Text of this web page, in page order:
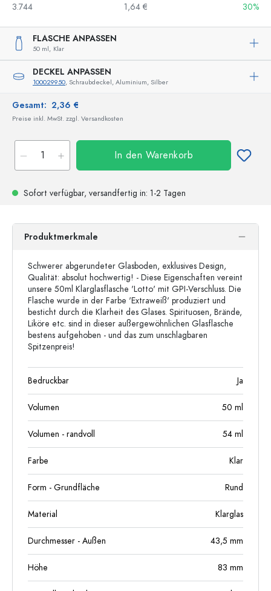
3.744
1,64 € 30%
FLASCHE ANPASSEN
50 ml, Klar
DECKEL ANPASSEN
100029950, Schraubdeckel, Aluminium, Silber
Gesamt: 2,36 €
Preise inkl. MwSt. zzgl. Versandkosten
In den Warenkorb
Sofort verfügbar, versandfertig in: 1-2 Tagen
Produktmerkmale
Schwerer abgerundeter Glasboden, exklusives Design,
Qualität: absolut hochwertig! - Diese Eigenschaften vereint
unsere 50ml Klarglasflasche 'Lotto' mit GPI-Verschluss. Die
Flasche wurde in der Farbe 'Extraweiß' produziert und
besticht durch die Klarheit des Glases. Spirituosen, Brände,
Liköre etc. sind in dieser außergewöhnlichen Glasflasche
bestens aufgehoben - und das zum unschlagbaren
Spitzenpreis!
Bedruckbar Ja
Volumen 50 ml
Volumen - randvoll 54 ml
Farbe Klar
Form - Grundfläche Rund
Material Klarglas
Durchmesser - Außen 43,5 mm
Höhe 83 mm